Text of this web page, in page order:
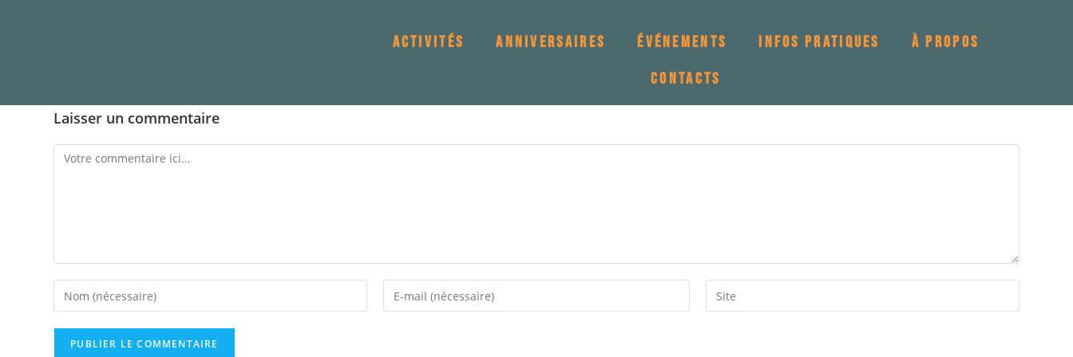
ACTIVITÉS ANNIVERSAIRES ÉVÉNEMENTS INFOS PRATIQUES
À PROPOS
CONTACTS
Laisser un commentaire